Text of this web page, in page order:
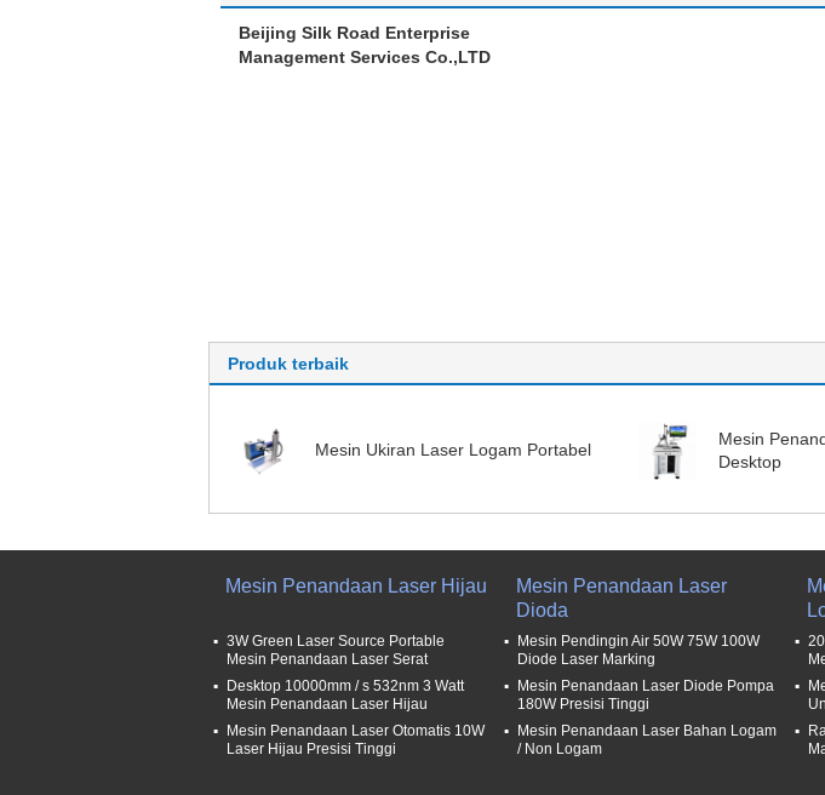
Beijing Silk Road Enterprise
Management Services Co.,LTD
Produk terbaik
Mesin Ukiran Laser Logam Portabel
Mesin
Desktop
Mesin Penandaan Laser Hijau
3W Green Laser Source Portable
Mesin Penandaan Laser Serat
Desktop 10000mm / s 532nm 3 Watt
Mesin Penandaan Laser Hijau
Mesin Penandaan Laser Otomatis 10W
Laser Hijau Presisi Tinggi
Mesin Penandaan Laser
Dioda
Mesin Pendingin Air 50W 75W 100W
Diode Laser Marking
Mesin Penandaan Laser Diode Pompa
180W Presisi Tinggi
Mesin Penandaan Laser Bahan Logam
/ Non Logam